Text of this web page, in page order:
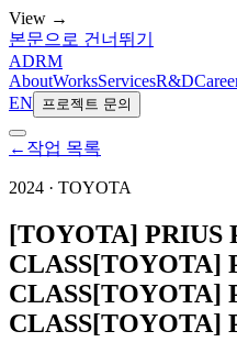
View →
본문으로 건너뛰기
ADRM
AboutWorksServicesR&D
EN
프로젝트 문의
← 작업 목록
2024 · TOYOTA
[TOYOTA] PRIUS
CLASS[TOYOTA]
CLASS[TOYOTA]
CLASS[TOYOTA]